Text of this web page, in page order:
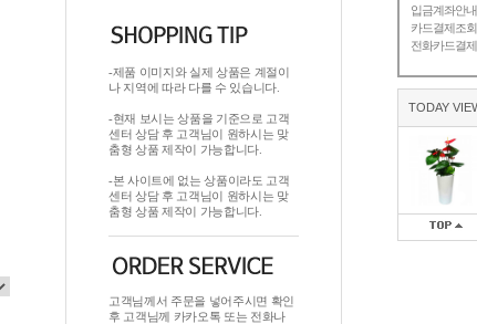
입금계좌안내
카드결제조회
전화카드결제
TODAY
-제품 이미지와 실제 상품은 계절이
나 지역에 따라 다를 수 있습니다.
-현재 보시는 상품을 기준으로 고객
센터 상담 후 고객님이 원하시는 맞
춤형 상품 제작이 가능합니다.
-본 사이트에 없는 상품이라도 고객
센터 상담 후 고객님이 원하시는 맞
춤형 상품 제작이 가능합니다.
고객님께서 주문을 넣어주시면 확인
후 고객님께 카카오톡 또는 전화나